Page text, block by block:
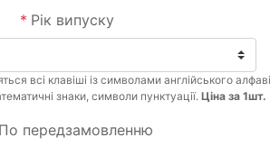
* Рік випуску
всі клавіші із символами англійського
знаки, символи пунктуації. Ціна за 1шт.
По передзамовленню